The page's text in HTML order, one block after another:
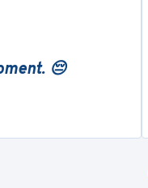
😔